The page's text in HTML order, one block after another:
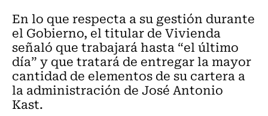
En lo que respecta a su gestión durante
el Gobierno, el titular de Vivienda
señaló que trabajará hasta “el último
día” y que tratará de entregar la mayor
cantidad de elementos de su cartera a
la administración de José Antonio
Kast.